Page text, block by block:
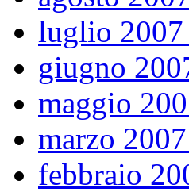
luglio
giugno
maggio
marzo
febbraio